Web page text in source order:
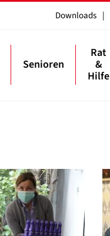
Downloads |
Senioren
Rat
&
Hilfe